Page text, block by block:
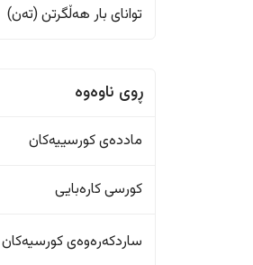
تواناى بار هەڵگرتن (تەن)
ڕوی ناوەوە
ماددەی کورسییەکان
کورسی کارەبایی
ساردکەرەوەی کورسیەکان